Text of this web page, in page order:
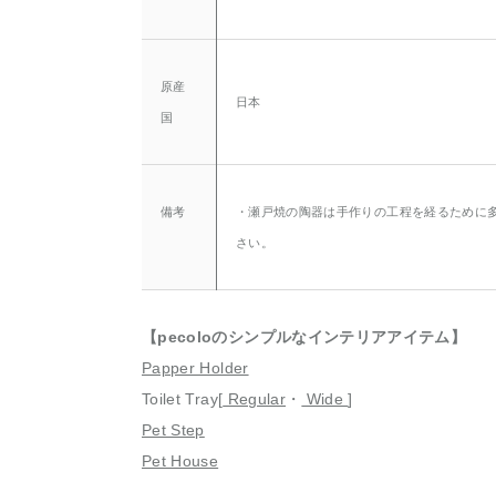
原産
国
日本
備考 ・瀬戸焼の陶器は手作りの工程を経るため
さい。
【pecoloのシンプルなインテリアアイテム】
Papper Holder
Toilet Tray[ Regular ・ Wide]
Pet Step
Pet House